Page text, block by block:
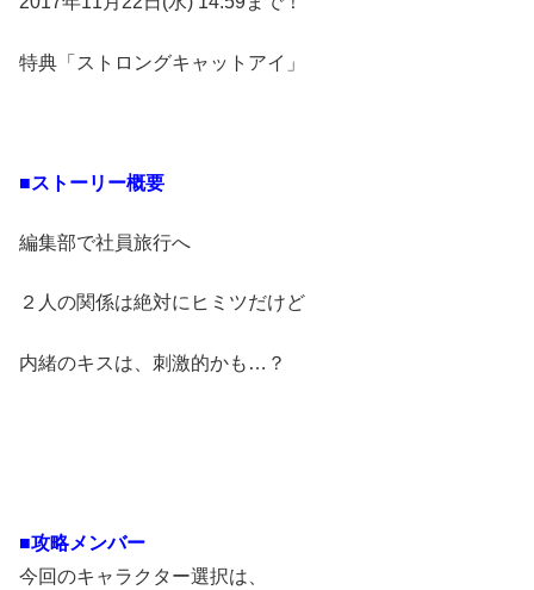
特典「ストロングキャットアイ」
■ストーリー概要
編集部で社員旅行へ
２人の関係は絶対にヒミツだけど
内緒のキスは、刺激的かも…？
■攻略メンバー
今回のキャラクター選択は、